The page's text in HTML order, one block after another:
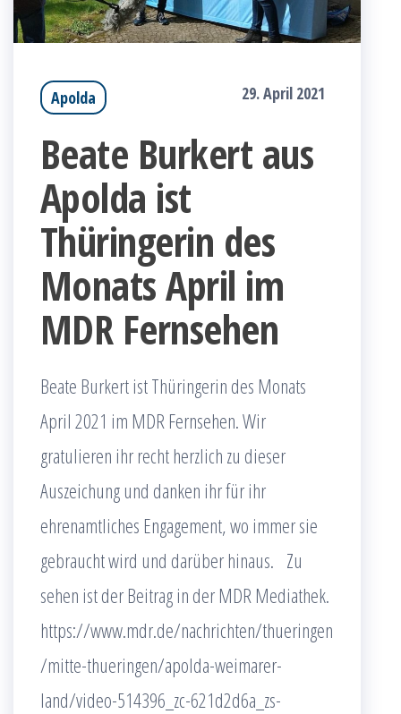
Apolda 29. April 2021
Beate Burkert aus
Apolda ist
Thüringerin des
Monats April im
MDR Fernsehen
Beate Burkert ist Thüringerin des Monats
April 2021 im MDR Fernsehen. Wir
gratulieren ihr recht herzlich zu dieser
Auszeichung und danken ihr für ihr
ehrenamtliches Engagement, wo immer sie
gebraucht wird und darüber hinaus. Zu
sehen ist der Beitrag in der MDR Mediathek.
https://www.mdr.de/nachrichten/thueringen
/mitte-thueringen/apolda-weimarer-
land/video-514396_zc-621d2d6a_zs-